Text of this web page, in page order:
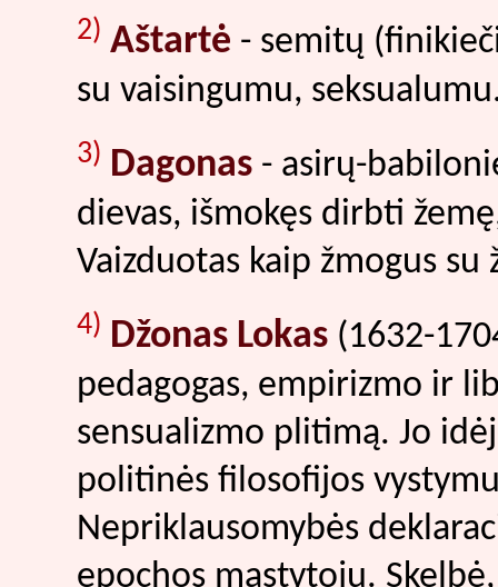
2) Aštartė - semitų
su vaisingumu,
3) Dagonas - asirų-
dievas, išmokęs dirbti
Vaizduotas kaip žmogus su
4) Džonas Lokas (1632-
pedagogas, empirizmo ir
sensualizmo plitimą. Jo
politinės filosofijos
Nepriklausomybės
epochos mąstytoju.